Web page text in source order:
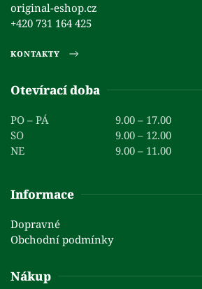
original-eshop.cz
+420 731 164 425
KONTAKTY
Otevírací doba
PO – PÁ
9.00 – 17.00
SO
9.00 – 12.00
NE
9.00 – 11.00
Informace
Dopravné
Obchodní podmínky
Nákup